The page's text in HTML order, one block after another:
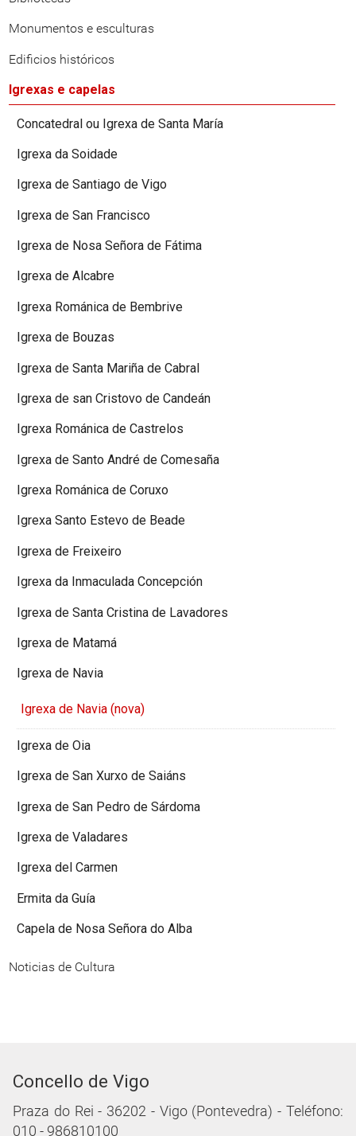
Monumentos e esculturas
Edificios históricos
Igrexas e capelas
Concatedral ou Igrexa de Santa María
Igrexa da Soidade
Igrexa de Santiago de Vigo
Igrexa de San Francisco
Igrexa de Nosa Señora de Fátima
Igrexa de Alcabre
Igrexa Románica de Bembrive
Igrexa de Bouzas
Igrexa de Santa Mariña de Cabral
Igrexa de san Cristovo de Candeán
Igrexa Románica de Castrelos
Igrexa de Santo André de Comesaña
Igrexa Románica de Coruxo
Igrexa Santo Estevo de Beade
Igrexa de Freixeiro
Igrexa da Inmaculada Concepción
Igrexa de Santa Cristina de Lavadores
Igrexa de Matamá
Igrexa de Navia
Igrexa de Navia (nova)
Igrexa de Oia
Igrexa de San Xurxo de Saiáns
Igrexa de San Pedro de Sárdoma
Igrexa de Valadares
Igrexa del Carmen
Ermita da Guía
Capela de Nosa Señora do Alba
Noticias de Cultura
Concello de Vigo
Praza do Rei - 36202 - Vigo (Pontevedra) - Teléfono:
010 - 986810100